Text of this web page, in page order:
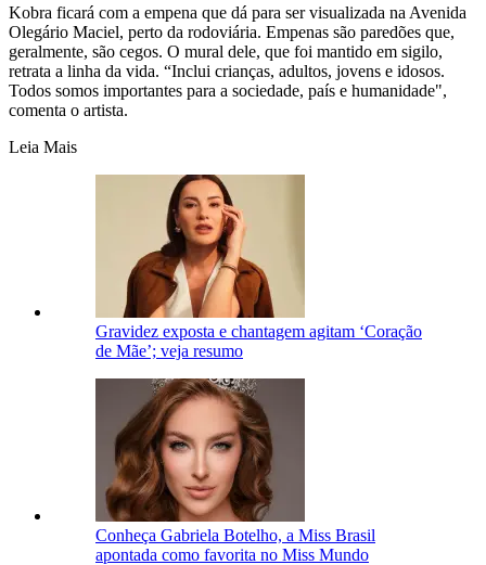
Kobra ficará com a empena que dá para ser visualizada na Avenida
Olegário Maciel, perto da rodoviária. Empenas são paredões que,
geralmente, são cegos. O mural dele, que foi mantido em sigilo,
retrata a linha da vida. “Inclui crianças, adultos, jovens e idosos.
Todos somos importantes para a sociedade, país e humanidade",
comenta o artista.
Leia Mais
Gravidez exposta e chantagem agitam ‘Coração
de Mãe’; veja resumo
Conheça Gabriela Botelho, a Miss Brasil
apontada como favorita no Miss Mundo